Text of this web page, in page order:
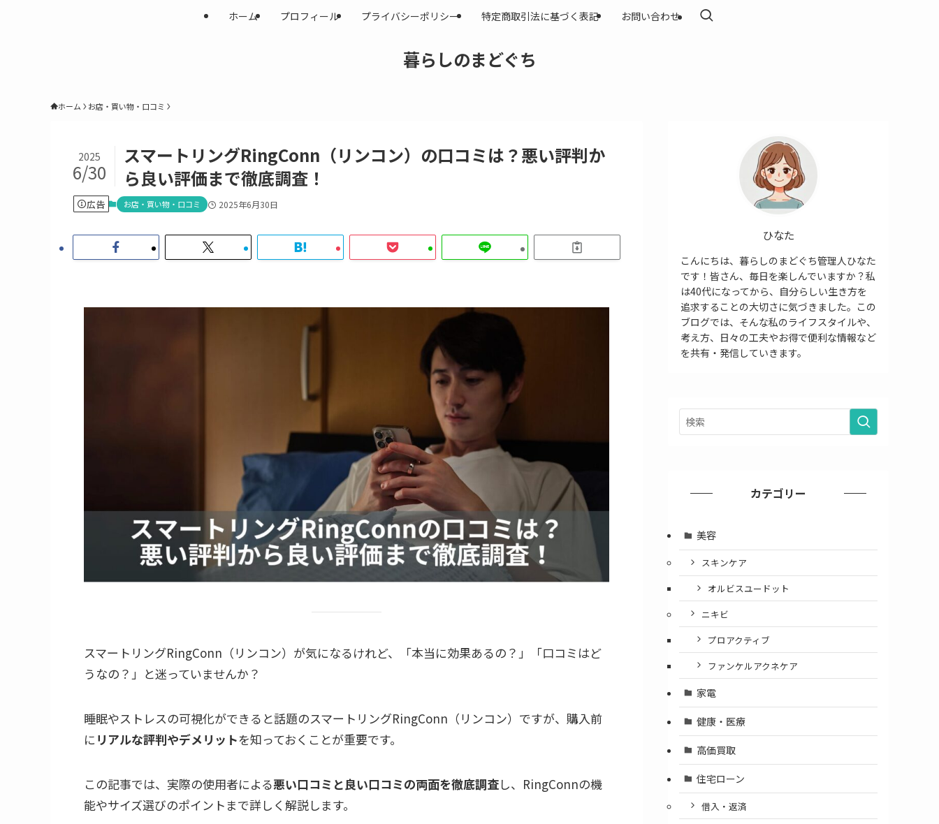
暮らしのまどぐち
ホーム プロフィール プライバシーポリシー 特定商取引法に基づく表記 お問い合わせ
ホーム お店・買い物・口コミ
スマートリングRingConn（リンコン）の口コミは？悪い評判か
ら良い評価まで徹底調査！
2025
6/30
広告 お店・買い物・口コミ 2025年6月30日
スマートリングRingConn（リンコン）が気になるけれど、「本当に効果あるの？」「口コミはど
うなの？」と迷っていませんか？
睡眠やストレスの可視化ができると話題のスマートリングRingConn（リンコン）ですが、購入前
に リアルな評判やデメリットを知っておくことが重要です。
この記事では、実際の使用者による悪い口コミと良い口コミの両面を徹底調査し、RingConnの機
能やサイズ選びのポイントまで詳しく解説します。
ひなた
こんにちは、暮らしのまどぐち管理人ひなた
です！皆さん、毎日を楽しんでいますか？私
は40代になってから、自分らしい生き方を
追求することの大切さに気づきました。この
ブログでは、そんな私のライフスタイルや、
考え方、日々の工夫やお得で便利な情報など
を共有・発信していきます。
カテゴリー
美容
スキンケア
オルビスユードット
ニキビ
プロアクティブ
ファンケルアクネケア
家電
健康・医療
高価買取
住宅ローン
借入・返済